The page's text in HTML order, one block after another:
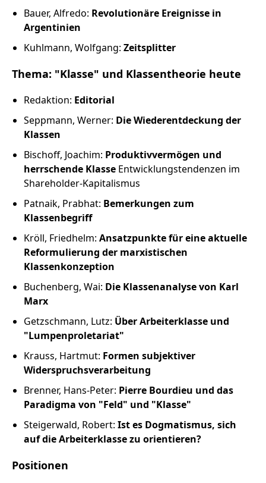
Bauer, Alfredo: Revolutionäre Ereignisse in
Argentinien
Kuhlmann, Wolfgang: Zeitsplitter
Thema: "Klasse" und Klassentheorie heute
Redaktion: Editorial
Seppmann, Werner: Die Wiederentdeckung der
Klassen
Bischoff, Joachim: Produktivvermögen und
herrschende Klasse Entwicklungstendenzen im
Shareholder-Kapitalismus
Patnaik, Prabhat: Bemerkungen zum
Klassenbegriff
Kröll, Friedhelm: Ansatzpunkte für eine aktuelle
Reformulierung der marxistischen
Klassenkonzeption
Buchenberg, Wai: Die Klassenanalyse von Karl
Marx
Getzschmann, Lutz: Über Arbeiterklasse und
"Lumpenproletariat"
Krauss, Hartmut: Formen subjektiver
Widerspruchsverarbeitung
Brenner, Hans-Peter: Pierre Bourdieu und das
Paradigma von "Feld" und "Klasse"
Steigerwald, Robert: Ist es Dogmatismus, sich
auf die Arbeiterklasse zu orientieren?
Positionen